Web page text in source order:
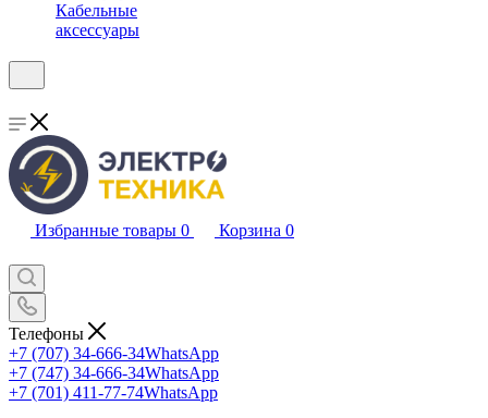
Кабельные
аксессуары
Избранные товары 0 Корзина 0
Телефоны
+7 (707) 34-666-34WhatsApp
+7 (747) 34-666-34WhatsApp
+7 (701) 411-77-74WhatsApp